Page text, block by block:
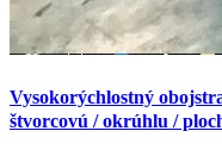
Vysokorýchlostný
štvorcovú / okrúhlu /